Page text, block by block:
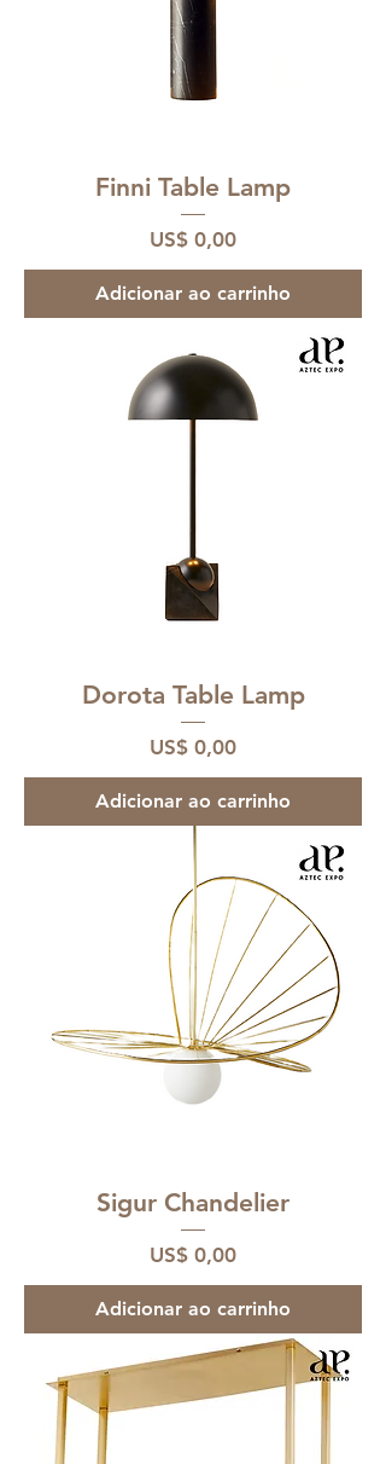
Finni Table Lamp
Preço
US$ 0,00
Adicionar ao carrinho
Dorota Table Lamp
Preço
US$ 0,00
Adicionar ao carrinho
Sigur Chandelier
Preço
US$ 0,00
Adicionar ao carrinho